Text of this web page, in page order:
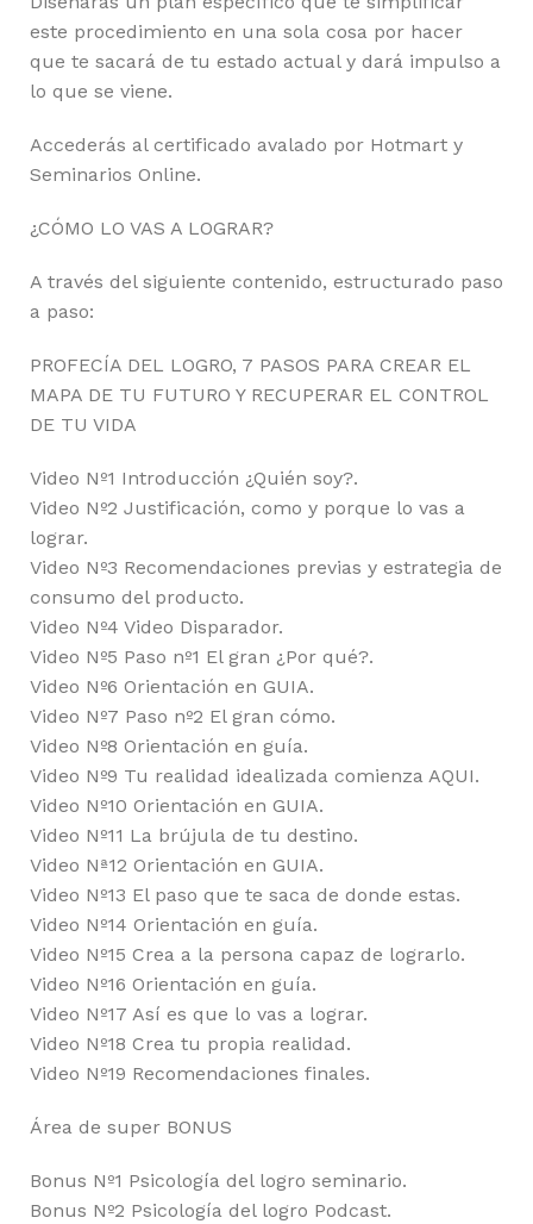
este procedimiento en una sola cosa por hacer
que te sacará de tu estado actual y dará impulso a
lo que se viene.
Accederás al certificado avalado por Hotmart y
Seminarios Online.
¿CÓMO LO VAS A LOGRAR?
A través del siguiente contenido, estructurado paso
a paso:
PROFECÍA DEL LOGRO, 7 PASOS PARA CREAR EL
MAPA DE TU FUTURO Y RECUPERAR EL CONTROL
DE TU VIDA
Video Nº1 Introducción ¿Quién soy?.
Video Nº2 Justificación, como y porque lo vas a
lograr.
Video Nº3 Recomendaciones previas y estrategia de
consumo del producto.
Video Nº4 Video Disparador.
Video Nº5 Paso nº1 El gran ¿Por qué?.
Video Nº6 Orientación en GUIA.
Video Nº7 Paso nº2 El gran cómo.
Video Nº8 Orientación en guía.
Video Nº9 Tu realidad idealizada comienza AQUI.
Video Nº10 Orientación en GUIA.
Video Nº11 La brújula de tu destino.
Video Nª12 Orientación en GUIA.
Video Nº13 El paso que te saca de donde estas.
Video Nº14 Orientación en guía.
Video Nº15 Crea a la persona capaz de lograrlo.
Video Nº16 Orientación en guía.
Video Nº17 Así es que lo vas a lograr.
Video Nº18 Crea tu propia realidad.
Video Nº19 Recomendaciones finales.
Área de super BONUS
Bonus Nº1 Psicología del logro seminario.
Bonus Nº2 Psicología del logro Podcast.